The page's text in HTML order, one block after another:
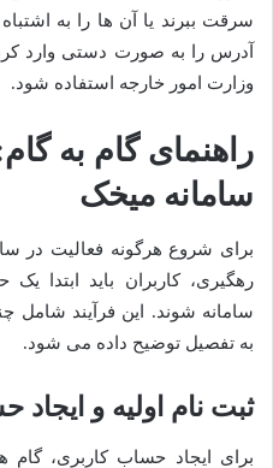
سرقت ببرند یا آن ها را به
آدرس را به صورت دستی وارد
وزارت امور خارجه استفاده شود.
راهنمای گام به
سامانه میخک
برای شروع هرگونه فعالیت در
رهگیری، کاربران باید ابتدا
سامانه شوند. این فرآیند شامل
به تفصیل توضیح داده می شود.
ثبت نام اولیه و
برای ایجاد حساب کاربری،